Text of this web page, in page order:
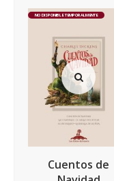
NO DISPONIBLE TEMPORALMENTE
Cuentos de